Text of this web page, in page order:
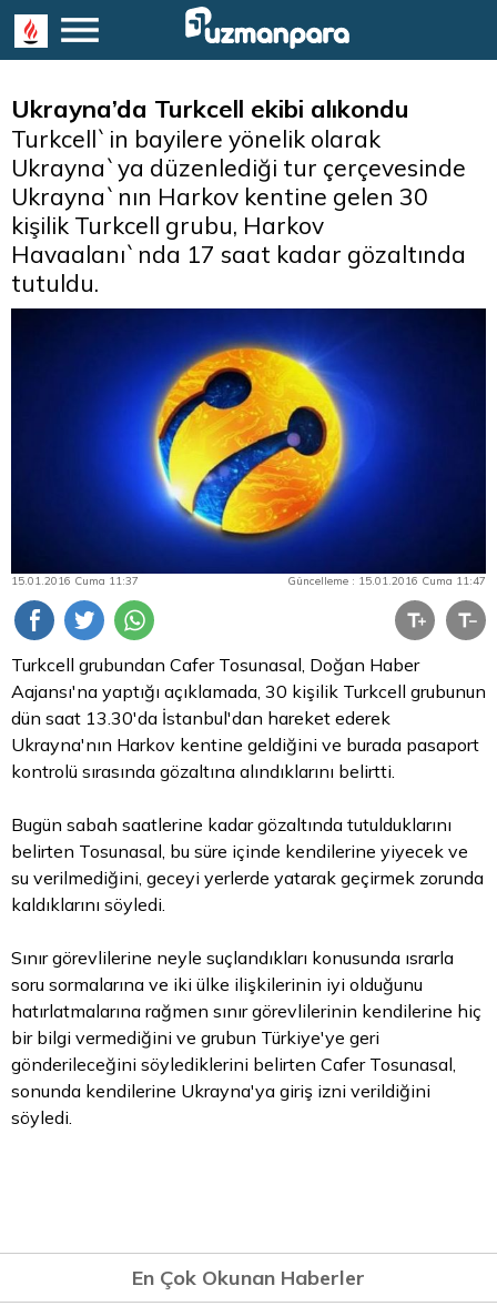
Ukrayna’da Turkcell ekibi alıkondu
Turkcell`in bayilere yönelik olarak
Ukrayna`ya düzenlediği tur çerçevesinde
Ukrayna`nın Harkov kentine gelen 30
kişilik Turkcell grubu, Harkov
Havaalanı`nda 17 saat kadar gözaltında
tutuldu.
15.01.2016 Cuma 11:37 Güncelleme : 15.01.2016 Cuma 11:47
Turkcell grubundan Cafer Tosunasal, Doğan Haber
Aajansı'na yaptığı açıklamada, 30 kişilik Turkcell grubunun
dün saat 13.30'da İstanbul'dan hareket ederek
Ukrayna'nın Harkov kentine geldiğini ve burada pasaport
kontrolü sırasında gözaltına alındıklarını belirtti.
Bugün sabah saatlerine kadar gözaltında tutulduklarını
belirten Tosunasal, bu süre içinde kendilerine yiyecek ve
su verilmediğini, geceyi yerlerde yatarak geçirmek zorunda
kaldıklarını söyledi.
Sınır görevlilerine neyle suçlandıkları konusunda ısrarla
soru sormalarına ve iki ülke ilişkilerinin iyi olduğunu
hatırlatmalarına rağmen sınır görevlilerinin kendilerine hiç
bir bilgi vermediğini ve grubun Türkiye'ye geri
gönderileceğini söylediklerini belirten Cafer Tosunasal,
sonunda kendilerine Ukrayna'ya giriş izni verildiğini
söyledi.
En Çok Okunan Haberler